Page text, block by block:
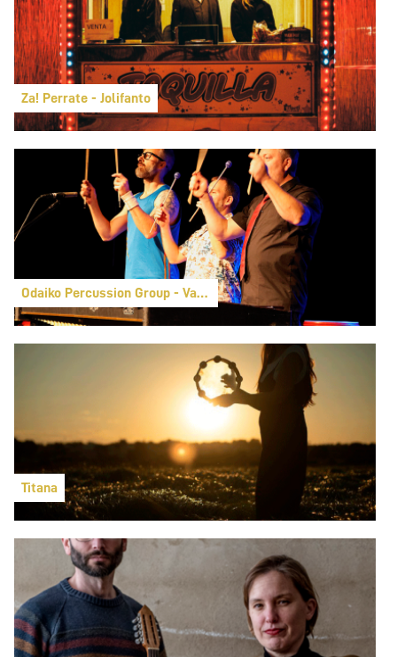
Za! Perrate - Jolifanto
Odaiko Percussion Group - Vaya ritmo
Titana